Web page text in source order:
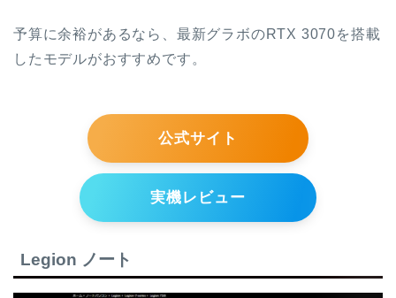
予算に余裕があるなら、最新グラボのRTX 3070を搭載
したモデルがおすすめです。
公式サイト
実機レビュー
Legion ノート